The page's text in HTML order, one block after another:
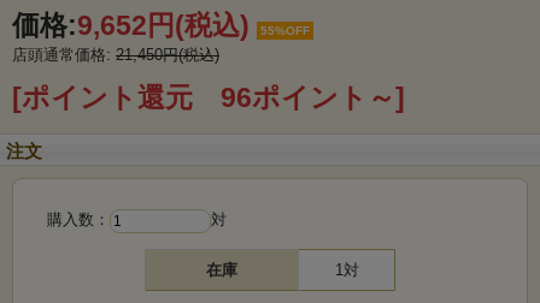
価格:9,652円(税込) 55%OFF
店頭通常価格: 21,450円(税込)
[ポイント還元 96ポイント～]
注文
購入数： 対
在庫 1対